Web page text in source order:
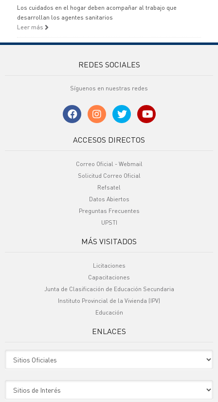
Los cuidados en el hogar deben acompañar al trabajo que
desarrollan los agentes sanitarios
Leer más
REDES SOCIALES
Síguenos en nuestras redes
ACCESOS DIRECTOS
Correo Oficial - Webmail
Solicitud Correo Oficial
Refsatel
Datos Abiertos
Preguntas Frecuentes
UPSTI
MÁS VISITADOS
Licitaciones
Capacitaciones
Junta de Clasificación de Educación Secundaria
Instituto Provincial de la Vivienda (IPV)
Educación
ENLACES